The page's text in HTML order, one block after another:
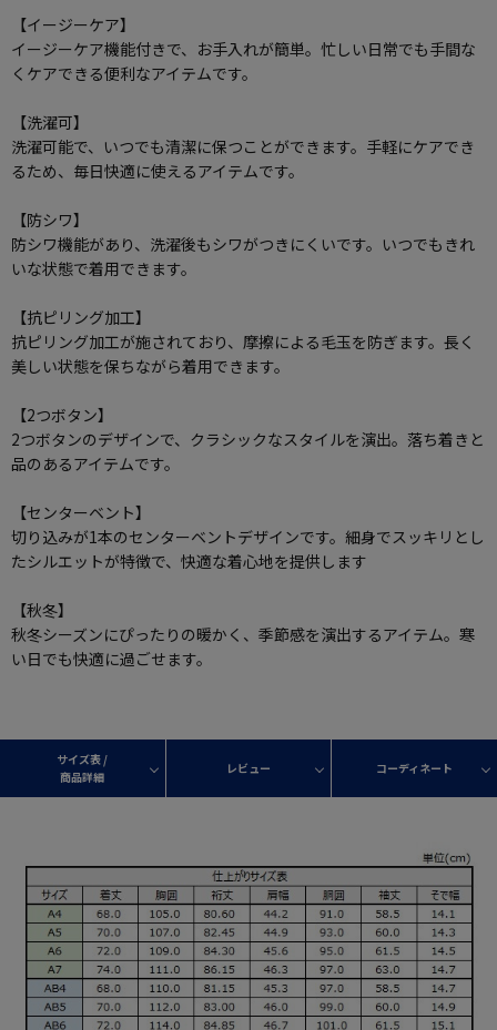
【イージーケア】
イージーケア機能付きで、お手入れが簡単。忙しい日常でも手間な
くケアできる便利なアイテムです。
【洗濯可】
洗濯可能で、いつでも清潔に保つことができます。手軽にケアでき
るため、毎日快適に使えるアイテムです。
【防シワ】
防シワ機能があり、洗濯後もシワがつきにくいです。いつでもきれ
いな状態で着用できます。
【抗ピリング加工】
抗ピリング加工が施されており、摩擦による毛玉を防ぎます。長く
美しい状態を保ちながら着用できます。
【2つボタン】
2つボタンのデザインで、クラシックなスタイルを演出。落ち着きと
品のあるアイテムです。
【センターベント】
切り込みが1本のセンターベントデザインです。細身でスッキリとし
たシルエットが特徴で、快適な着心地を提供します
【秋冬】
秋冬シーズンにぴったりの暖かく、季節感を演出するアイテム。寒
い日でも快適に過ごせます。
サイズ表 /
商品詳細
レビュー コーディネート